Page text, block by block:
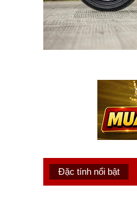
Đặc tính nổi bật